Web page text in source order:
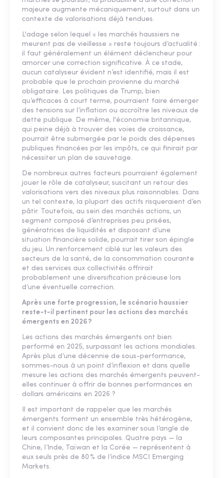
majeure augmente mécaniquement, surtout dans un
contexte de valorisations déjà tendues.
L'adage selon lequel « les marchés haussiers ne
meurent pas de vieillesse » reste toujours d’actualité :
il faut généralement un élément déclencheur pour
amorcer une correction significative. À ce stade,
aucun catalyseur évident n’est identifié, mais il est
probable que le prochain provienne du marché
obligataire. Les politiques de Trump, bien
qu’efficaces à court terme, pourraient faire émerger
des tensions sur l’inflation ou accroître les niveaux de
dette publique. De même, l'économie britannique,
qui peine déjà à trouver des voies de croissance,
pourrait être submergée par le poids des dépenses
publiques financées par les impôts, ce qui finirait par
nécessiter un plan de sauvetage.
De nombreux autres facteurs pourraient également
jouer le rôle de catalyseur, suscitant un retour des
valorisations vers des niveaux plus raisonnables. Dans
un tel contexte, la plupart des actifs risqueraient d’en
pâtir. Toutefois, au sein des marchés actions, un
segment composé d’entreprises peu prisées,
génératrices de liquidités et disposant d’une
situation financière solide, pourrait tirer son épingle
du jeu. Un renforcement ciblé sur les valeurs des
secteurs de la santé, de la consommation courante
et des services aux collectivités offrirait
probablement une diversification précieuse lors
d’une éventuelle correction.
Après une forte progression, le scénario haussier
reste-t-il pertinent pour les actions des marchés
émergents en 2026 ?
Les actions des marchés émergents ont bien
performé en 2025, surpassant les actions mondiales.
Après plus d’une décennie de sous-performance,
sommes-nous à un point d’inflexion et dans quelle
mesure les actions des marchés émergents peuvent-
elles continuer à offrir de bonnes performances en
dollars américains en 2026 ?
Il est important de rappeler que les marchés
émergents forment un ensemble très hétérogène,
et il convient donc de les examiner sous l’angle de
leurs composantes principales. Quatre pays — la
Chine, l’Inde, Taïwan et la Corée — représentent à
eux seuls près de 80 % de l’indice MSCI Emerging
Markets.